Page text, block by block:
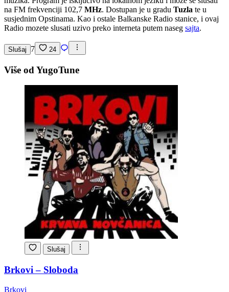
na FM frekvenciji 102,7 MHz. Dostupan je u gradu Tuzla te u
susjednim Opstinama. Kao i ostale Balkanske Radio stanice, i ovaj
Radio mozete slusati uzivo preko interneta putem naseg sajta.
Slušaj 7 24
Više od YugoTune
Slušaj
Brkovi – Sloboda
Brkovi